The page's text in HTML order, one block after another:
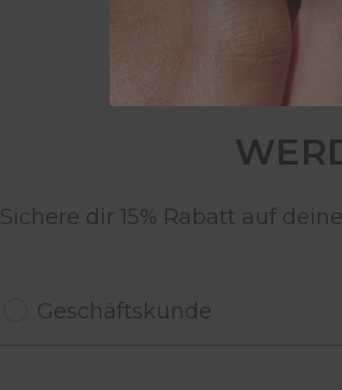
Sichere dir 15% Rabatt auf
Geschäftskunde